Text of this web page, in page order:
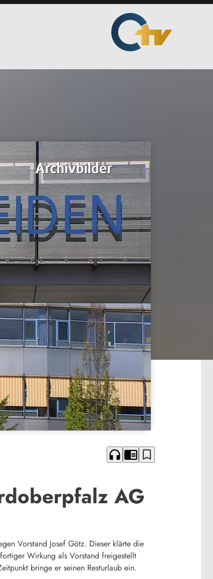
headphones chrome_reader_mode bookmark_border
AG
Vorstand Josef Götz. Dieser klärte die
Wirkung als Vorstand freigestellt
bringe er seinen Resturlaub ein.